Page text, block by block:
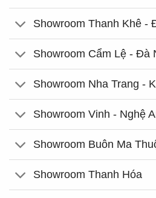
Showroom Thanh Khê -
Showroom Cẩm Lệ - Đà
Showroom Nha Trang -
Showroom Vinh - Nghệ
Showroom Buôn Ma
Showroom Thanh Hóa